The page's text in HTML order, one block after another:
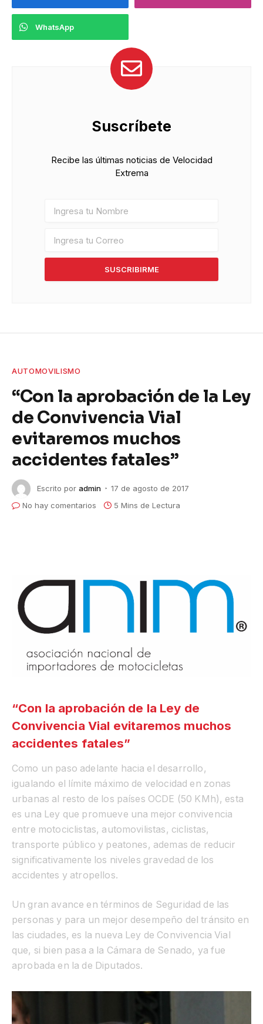
WhatsApp
Suscríbete
Recibe las últimas noticias de Velocidad
Extrema
SUSCRIBIRME
AUTOMOVILISMO
“Con la aprobación de la Ley
de Convivencia Vial
evitaremos muchos
accidentes fatales”
Escrito por admin
17 de agosto de 2017
No hay comentarios
5 Mins de Lectura
“Con la aprobación de la Ley de
Convivencia Vial evitaremos muchos
accidentes fatales”
Como un paso adelante hacia el desarrollo,
igualando el límite máximo de velocidad en zonas
urbanas al resto de los países OCDE (50 KMh), esta
es una Ley que promueve una mejor convivencia
entre motociclistas, automovilistas, ciclistas,
transporte público y peatones, ademas de reducir
significativamente los niveles gravedad de los
accidentes y atropellos.
Un gran avance en términos de Seguridad de las
personas y para un mejor desempeño del tránsito en
las ciudades, es la nueva Ley de Convivencia Vial
que, si bien pasa a la Cámara de Senado, ya fue
aprobada en la de Diputados.